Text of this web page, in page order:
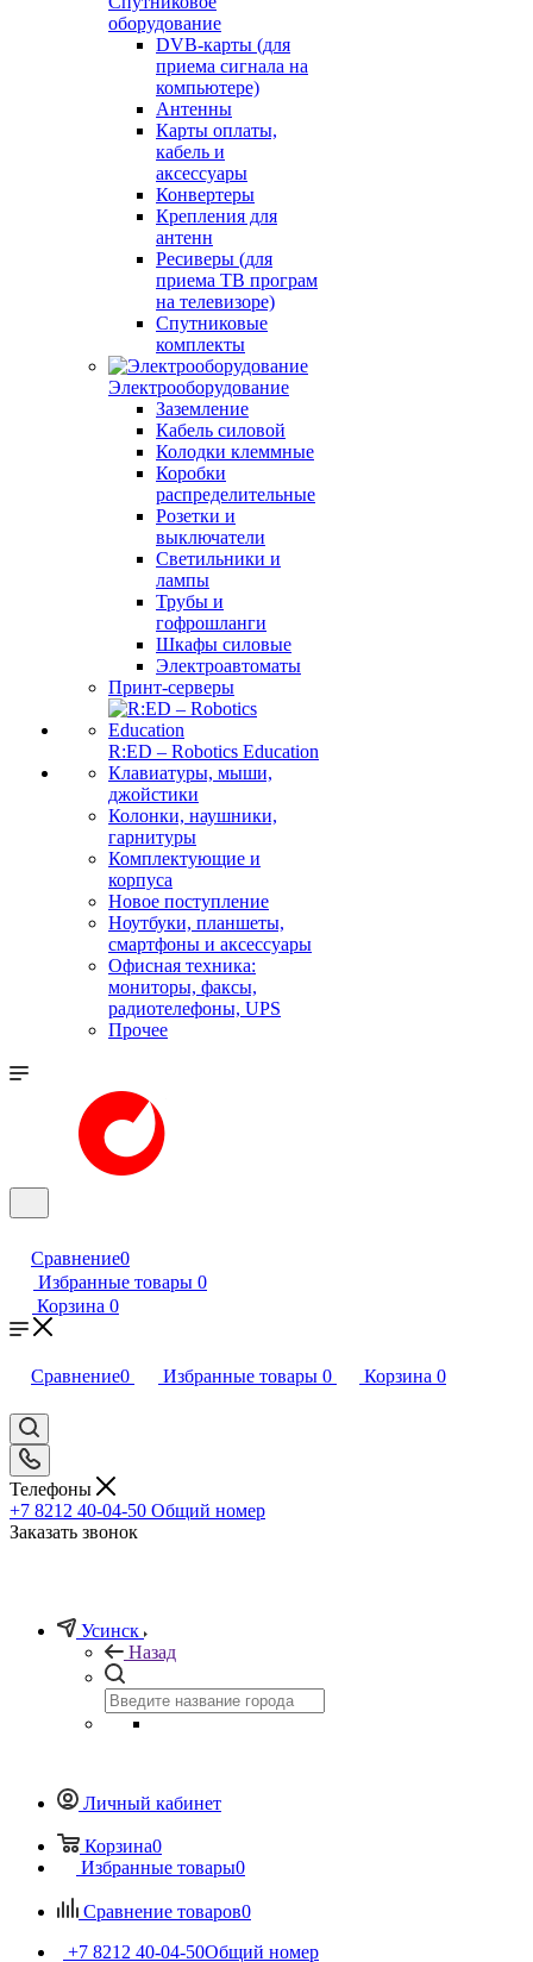
оборудование
DVB-карты (для
приема сигнала на
компьютере)
Антенны
Карты оплаты,
кабель и
аксессуары
Конвертеры
Крепления для
антенн
Ресиверы (для
приема ТВ програм
на телевизоре)
Спутниковые
комплекты
Электрооборудование
Заземление
Кабель силовой
Колодки клеммные
Коробки
распределительные
Розетки и
выключатели
Светильники и
лампы
Трубы и
гофрошланги
Шкафы силовые
Электроавтоматы
Принт-серверы
R:ED – Robotics Education
Клавиатуры, мыши,
джойстики
Колонки, наушники,
гарнитуры
Комплектующие и
корпуса
Новое поступление
Ноутбуки, планшеты,
смартфоны и аксессуары
Офисная техника:
мониторы, факсы,
радиотелефоны, UPS
Прочее
Сравнение0
Избранные товары 0
Корзина 0
Сравнение0 Избранные товары 0 Корзина 0
Телефоны
+7 8212 40-04-50 Общий номер
Заказать звонок
Усинск
Назад
Личный кабинет
Корзина0
Избранные товары0
Сравнение товаров0
+7 8212 40-04-50Общий номер